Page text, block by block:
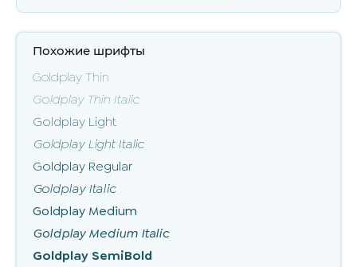
Похожие шрифты
Goldplay Thin
Goldplay Thin Italic
Goldplay Light
Goldplay Light Italic
Goldplay Regular
Goldplay Italic
Goldplay Medium
Goldplay Medium Italic
Goldplay SemiBold